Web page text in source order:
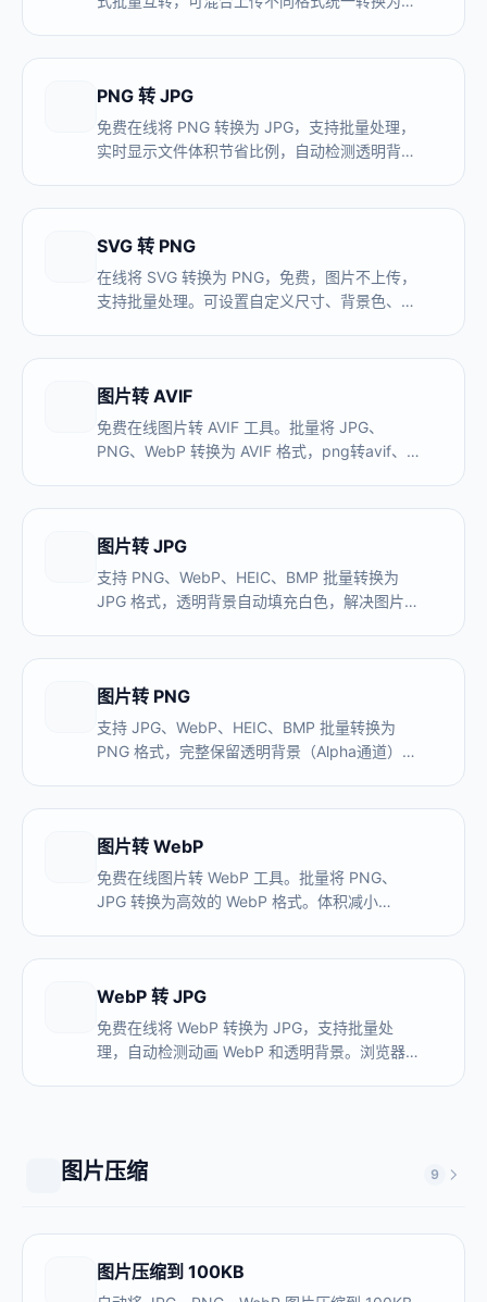
PNG 转 JPG
免费在线将 PNG 转换为 JPG，支持批量处理，
实时显示文件体积节省比例，自动检测透明背景
SVG 转 PNG
在线将 SVG 转换为 PNG，免费，图片不上传，
支持批量处理。可设置自定义尺寸、背景色、
图片转 AVIF
免费在线图片转 AVIF 工具。批量将 JPG、
PNG、WebP 转换为 AVIF 格式，png转avif、
图片转 JPG
支持 PNG、WebP、HEIC、BMP 批量转换为
JPG 格式，透明背景自动填充白色，解决图片在
图片转 PNG
支持 JPG、WebP、HEIC、BMP 批量转换为
PNG 格式，完整保留透明背景（Alpha通道），
图片转 WebP
免费在线图片转 WebP 工具。批量将 PNG、
JPG 转换为高效的 WebP 格式。体积减小
WebP 转 JPG
免费在线将 WebP 转换为 JPG，支持批量处
理，自动检测动画 WebP 和透明背景。浏览器本
图片压缩 9
图片压缩到 100KB